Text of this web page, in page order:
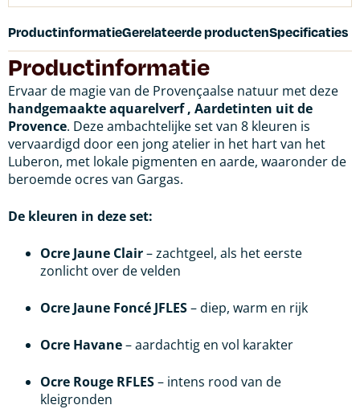
ProductinformatieGerelateerde productenSpecificaties
Productinformatie
Ervaar de magie van de Provençaalse natuur met deze
handgemaakte aquarelverf , Aardetinten uit de
Provence. Deze ambachtelijke set van 8 kleuren is
vervaardigd door een jong atelier in het hart van het
Luberon, met lokale pigmenten en aarde, waaronder de
beroemde ocres van Gargas.
De kleuren in deze set:
Ocre Jaune Clair– zachtgeel, als het eerste
zonlicht over de velden
Ocre Jaune Foncé JFLES– diep, warm en rijk
Ocre Havane– aardachtig en vol karakter
Ocre Rouge RFLES– intens rood van de
kleigronden